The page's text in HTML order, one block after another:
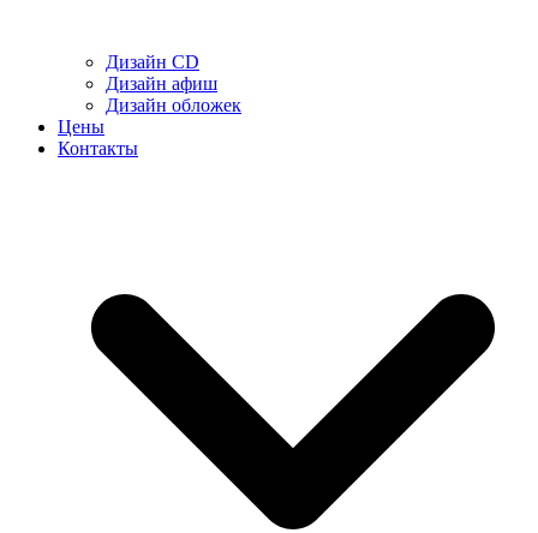
Дизайн CD
Дизайн афиш
Дизайн обложек
Цены
Контакты